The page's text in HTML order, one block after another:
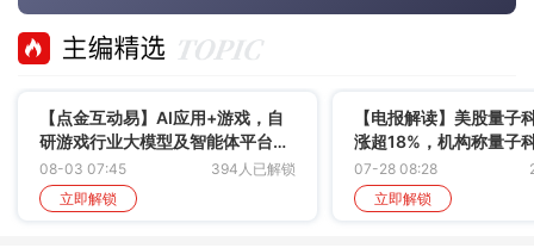
【点金互动易】AI应用+游戏，自
研游戏行业大模型及智能体平台，
实现研运全链路AI降本增效，这家
公司多款热门小游戏迅速登顶榜
单，海外收入占比超三成
08-03 07:45
394人已解锁
立即解锁
【电报解读】美股量子
涨超18%，机构称量子
沿科研走向产业验证，
股企业IPO已被批准注册
07-28 08:28
立即解锁